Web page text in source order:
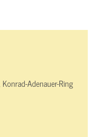
Adenauer-Ring